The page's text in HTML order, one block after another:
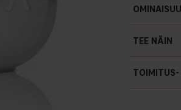
TEE NÄIN
TOIMITUS-